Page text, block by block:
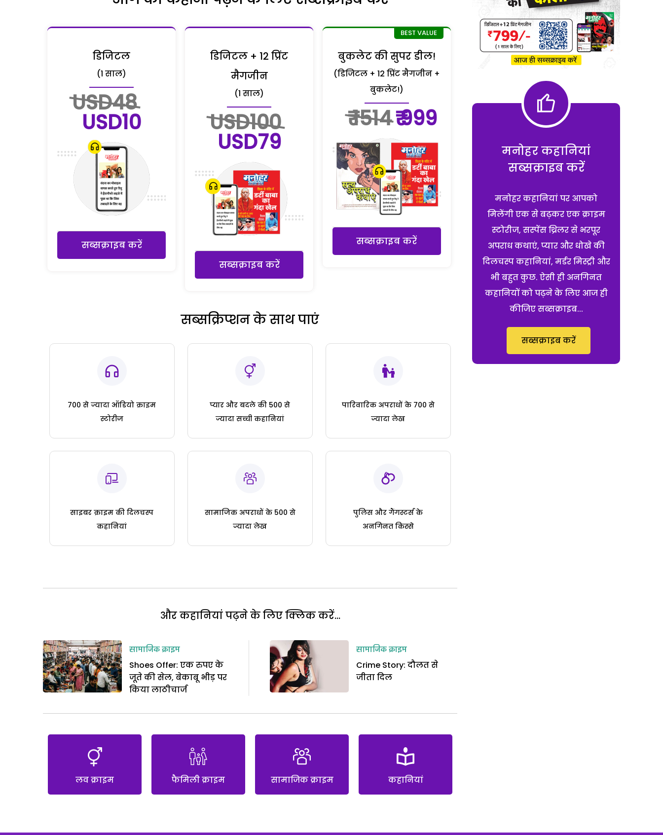
डिजिटल
(1 साल)
USD48
USD10
सब्सक्राइब करें
डिजिटल + 12 प्रिंट
मैगजीन
(1 साल)
USD100
USD79
सब्सक्राइब करें
बुकलेट की सुपर डील!
(डिजिटल + 12 प्रिंट मैगजीन +
बुकलेट!)
₹ 1514₹ 999
सब्सक्राइब करें
सब्सक्रिप्शन के साथ पाएं
700 से ज्यादा ऑडियो क्राइम
स्टोरीज
प्यार और बदले की 500 से
ज्यादा सच्ची कहानियां
पारिवारिक अपराधों के 700 से
ज्यादा लेख
साइबर क्राइम की दिलचस्प
कहानियां
सामाजिक अपराधों के 500 से
ज्यादा लेख
पुलिस और गैंगस्टर्स के
अनगिनत किस्से
और कहानियां पढ़ने के लिए क्लिक करें...
सामाजिक क्राइम
Shoes Offer: एक रुपए के
जूते की सेल, बेकाबू भीड़ पर
किया लाठीचार्ज
सामाजिक क्राइम
Crime Story: दौलत से
जीता दिल
लव क्राइम फैमिली क्राइम सामाजिक क्राइम कहानियां
मनोहर कहानियां
सब्सक्राइब करें
मनोहर कहानियां पर आपको
मिलेंगी एक से बढ़कर एक क्राइम
स्टोरीज, सस्पेंस थ्रिलर से भरपूर
अपराध कथाएं, प्यार और धोखे की
दिलचस्प कहानियां, मर्डर मिस्ट्री और
भी बहुत कुछ. ऐसी ही अनगिनत
कहानियों को पढ़ने के लिए आज ही
कीजिए सब्सक्राइब...
सब्सक्राइब करें